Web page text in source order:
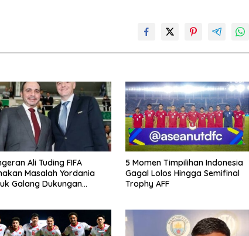
Ali Tuding FIFA
Masalah Yordania
Galang Dukungan
5 Momen Timpilihan Indonesia
Gagal Lolos Hingga Semifinal
Trophy AFF